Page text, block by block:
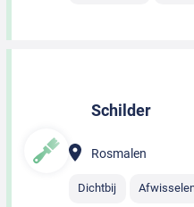
Schilder
Rosmalen
Dichtbij